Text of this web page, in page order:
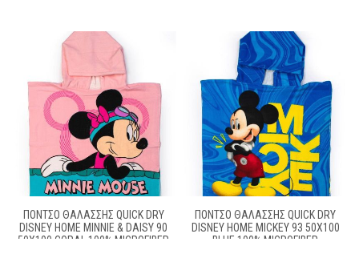
ΠΌΝΤΣΟ ΘΑΛΆΣΣΗΣ QUICK DRY
DISNEY HOME MINNIE & DAISY 90
50X100 CORAL 100% MICROFIBER
ΠΌΝΤΣΟ ΘΑΛΆΣΣΗΣ QUICK DRY
DISNEY HOME MICKEY 93 50X100
BLUE 100% MICROFIBER